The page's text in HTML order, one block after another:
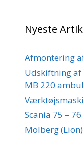
Nyeste
Afmontering
Udskiftning
MB 220
Scania 75 –
Molberg (Lion)